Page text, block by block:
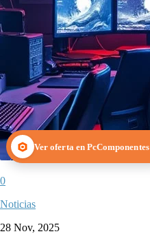
Ver oferta en PcComponentes
0
Noticias
28 Nov, 2025